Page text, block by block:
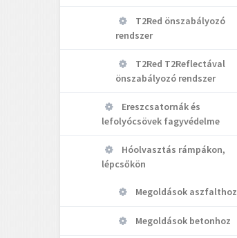
T2Red önszabályozó
rendszer
T2Red T2Reflectával
önszabályozó rendszer
Ereszcsatornák és
lefolyócsövek fagyvédelme
Hóolvasztás rámpákon,
lépcsőkön
Megoldások aszfalthoz
Megoldások betonhoz